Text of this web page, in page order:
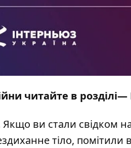
читайте в розділі—
Якщо ви стали свідком
тіло, помітили